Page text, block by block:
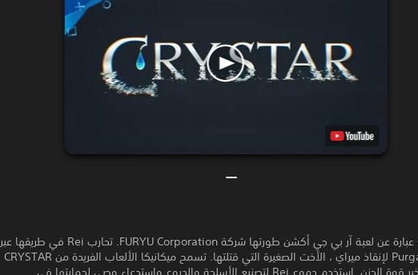
CRYSTAR عبارة عن لعبة آر بي جي أكشن طورتها شركة FURYU Corporation. تحارب Rei في طريقها عبر
عالم Purgatory لإنقاذ ميراي ، الأخت الصغيرة التي قتلتها. تسمح ميكانيكا الألعاب الفريدة من CRYSTAR
للاعب بتسخير قوة الحزن. استخدم دموع Rei لتصنيع الأسلحة والدروع واستدعاء وصي لحمايتها في